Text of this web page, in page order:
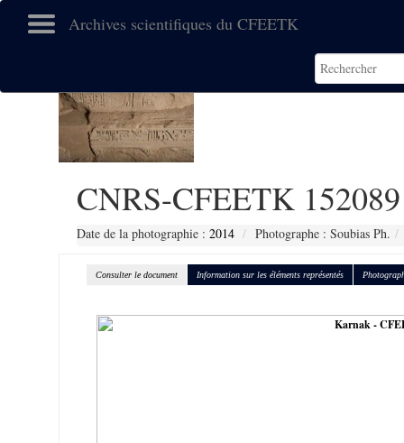
Archives scientifiques du CFEETK
CNRS-CFEETK 152089
Date de la photographie : 2014 Photographe : Soubias Ph.
Consulter le document Information sur les éléments représentés